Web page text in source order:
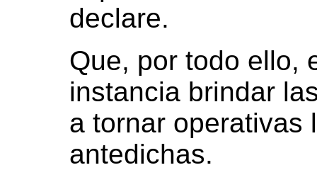
declare.
Que, por todo ello,
instancia brindar
a tornar operativas
antedichas.